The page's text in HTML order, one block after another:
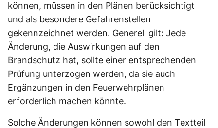
können, müssen in den Plänen berücksichtigt
und als besondere Gefahrenstellen
gekennzeichnet werden. Generell gilt: Jede
Änderung, die Auswirkungen auf den
Brandschutz hat, sollte einer entsprechenden
Prüfung unterzogen werden, da sie auch
Ergänzungen in den Feuerwehrplänen
erforderlich machen könnte.
Solche Änderungen können sowohl den Textteil